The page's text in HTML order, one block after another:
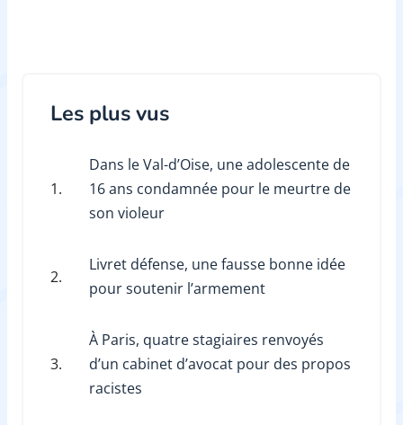
Les plus vus
1.
Dans le Val-d’Oise, une adolescente de
16 ans condamnée pour le meurtre de
son violeur
2.
Livret défense, une fausse bonne idée
pour soutenir l’armement
3.
À Paris, quatre stagiaires renvoyés
d’un cabinet d’avocat pour des propos
racistes